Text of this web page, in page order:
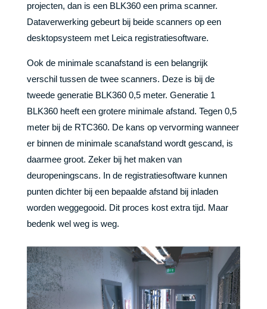
projecten, dan is een BLK360 een prima scanner.
Dataverwerking gebeurt bij beide scanners op een
desktopsysteem met Leica registratiesoftware.
Ook de minimale scanafstand is een belangrijk
verschil tussen de twee scanners. Deze is bij de
tweede generatie BLK360 0,5 meter. Generatie 1
BLK360 heeft een grotere minimale afstand. Tegen 0,5
meter bij de RTC360. De kans op vervorming wanneer
er binnen de minimale scanafstand wordt gescand, is
daarmee groot. Zeker bij het maken van
deuropeningscans. In de registratiesoftware kunnen
punten dichter bij een bepaalde afstand bij inladen
worden weggegooid. Dit proces kost extra tijd. Maar
bedenk wel weg is weg.